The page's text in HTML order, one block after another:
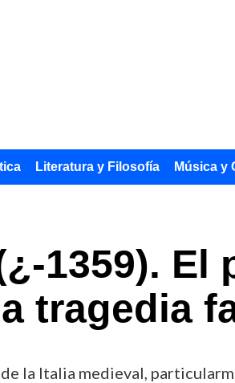
Literatura y Filosofía Música y
1359). El
tragedia
la Italia medieval,